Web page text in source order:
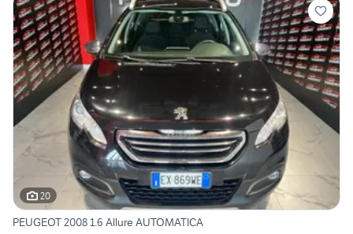
20
PEUGEOT 2008 1.6 Allure AUTOMATICA